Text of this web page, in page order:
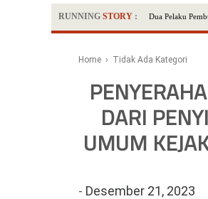
RUNNING STORY : Dua Pelaku
SDN Sumberejo
Polsek Wonoasih
Tugu Tirta
Healing-Healing
Home › Tidak Ada Kategori
DARI
UMUM
- Desember 21, 2023